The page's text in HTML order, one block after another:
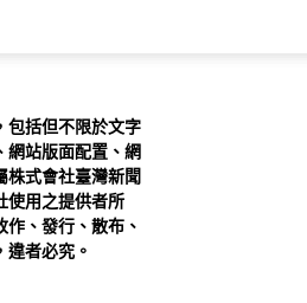
包括但不限於文字
網站版面配置、網
株式會社臺灣新聞
使用之提供者所
、發行、散布、
者必究。